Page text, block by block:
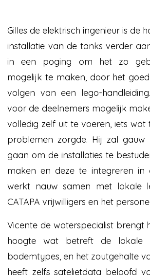
Gilles de elektrisch ingenieur is de
installatie van de tanks verder
in een poging om het zo
mogelijk te maken, door het
volgen van een lego-
voor de deelnemers mogelijk
volledig zelf uit te voeren, iets
problemen zorgde. Hij zal gauw
gaan om de installaties te
maken en deze te integreren in
werkt nauw samen met lokale
CATAPA vrijwilligers en het
Vicente de waterspecialist brengt
hoogte wat betreft de lokale
bodemtypes, en het zoutgehalte
heeft zelfs satelietdata beloofd